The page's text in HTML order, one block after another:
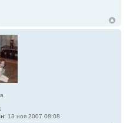
13 ноя 2007 08:08